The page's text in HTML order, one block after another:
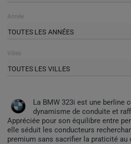
Année
TOUTES LES ANNÉES
Villes
TOUTES LES VILLES
La BMW 323i est une berline
dynamisme de conduite et
Appréciée pour son équilibre entre
elle séduit les conducteurs
premium sans sacrifier la praticité au